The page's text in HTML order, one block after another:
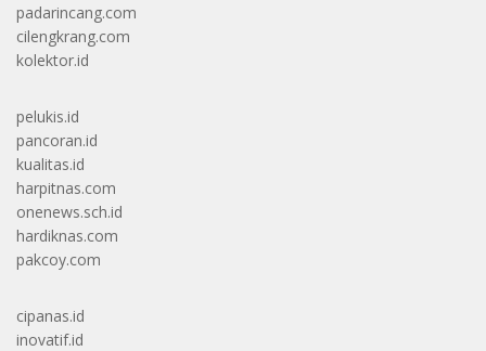
padarincang.com
cilengkrang.com
kolektor.id
pelukis.id
pancoran.id
kualitas.id
harpitnas.com
onenews.sch.id
hardiknas.com
pakcoy.com
cipanas.id
inovatif.id